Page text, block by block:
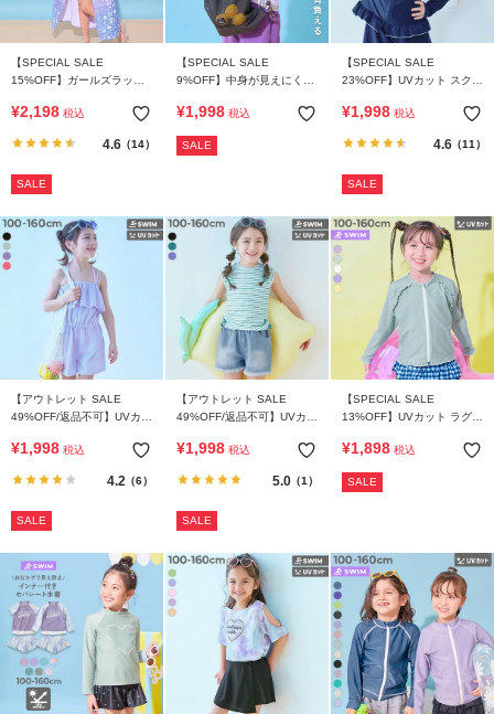
コ
ム
ガ
イ
ド・
ロ
ッ
ク
に
つ
て
お
買
い
物
ガ
イ
【SPECIAL SALE
15%OFF】ガールズラップ
¥2,198 税込
4.6（14）
SALE
【SPECIAL SALE
9%OFF】中身が見えにくい
ナップサック
¥1,998 税込
SALE
【SPECIAL SALE
23%OFF】UVカット スクー
ード
¥1,998 税込
4.6（11）
SALE
【アウトレット SALE
49%OFF/返品不可】UVカッ
ト水着 3Pセット
¥1,998 税込
4.2 （6）
SALE
【アウトレット SALE
49%OFF/返品不可】UVカッ
ーT&デニムパンツ水着 3P
¥1,998 税込
5.0（1）
SALE
【SPECIAL SALE
13%OFF】UVカット ラグラ
ッシュガード
¥1,898 税込
SALE